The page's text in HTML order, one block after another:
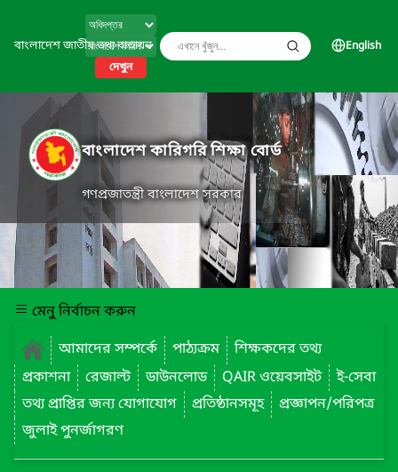
বাংলাদেশ জাতীয় তথ্য বাতায়ন
দেখুন
English
বাংলাদেশ কারিগরি শিক্ষা বোর্ড
গণপ্রজাতন্ত্রী বাংলাদেশ সরকার
মেনু নির্বাচন করুন
আমাদের সম্পর্কে
পাঠ্যক্রম
শিক্ষকদের তথ্য
প্রকাশনা
রেজাল্ট ডাউনলোড QAIR ওয়েবসাইট
ই-সেবা
তথ্য প্রাপ্তির জন্য যোগাযোগ
প্রতিষ্ঠানসমূহ
প্রজ্ঞাপন/পরিপত্র
জুলাই পুনর্জাগরণ